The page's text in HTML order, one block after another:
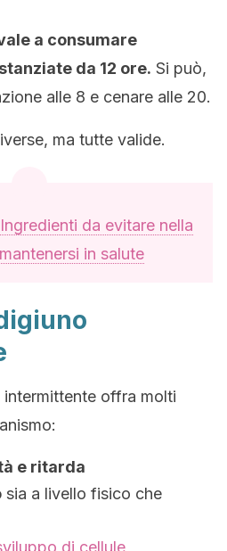
a consumare
da 12 ore. Si può,
alle 8 e cenare alle 20.
ma tutte valide.
Ingredienti da evitare nella
in salute
offra molti
e ritarda
sia a livello fisico che
di cellule